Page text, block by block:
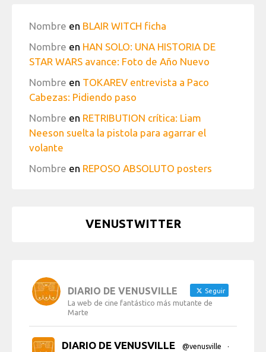
Nombre en BLAIR WITCH ficha
Nombre en HAN SOLO: UNA HISTORIA DE
STAR WARS avance: Foto de Año Nuevo
Nombre en TOKAREV entrevista a Paco
Cabezas: Pidiendo paso
Nombre en RETRIBUTION crítica: Liam
Neeson suelta la pistola para agarrar el
volante
Nombre en REPOSO ABSOLUTO posters
VENUSTWITTER
DIARIO DE VENUSVILLE Seguir
La web de cine fantástico más mutante de
Marte
DIARIO DE VENUSVILLE @venusville
·